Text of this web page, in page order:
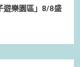
遊樂園區」8/8盛